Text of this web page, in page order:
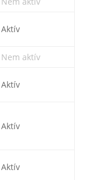
Aktív
Nem aktív
Aktív
Aktív
Aktív